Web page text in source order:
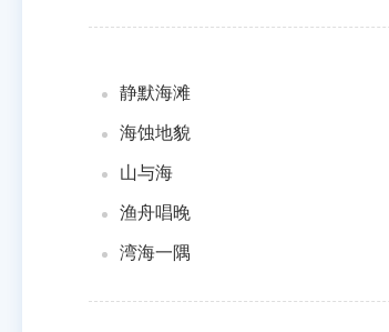
静默海滩
海蚀地貌
山与海
渔舟唱晚
湾海一隅